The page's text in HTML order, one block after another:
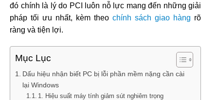
đó chính là lý do PCI luôn nỗ lực mang đến những giải
pháp tối ưu nhất, kèm theo chính sách giao hàng rõ
ràng và tiện lợi.
Mục Lục
Dấu hiệu nhận biết PC bị lỗi phần mềm nặng cần cài
lại Windows
1. Hiệu suất máy tính giảm sút nghiêm trọng